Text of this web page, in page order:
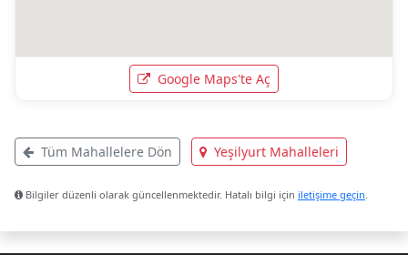
Google Maps'te Aç
Tüm Mahallelere Dön Yeşilyurt Mahalleleri
Bilgiler düzenli olarak güncellenmektedir. Hatalı bilgi için iletişime geçin.